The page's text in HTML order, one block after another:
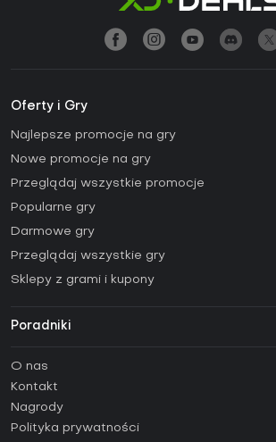
Oferty i Gry
Najlepsze promocje na gry
Nowe promocje na gry
Przeglądaj wszystkie promocje
Popularne gry
Darmowe gry
Przeglądaj wszystkie gry
Sklepy z grami i kupony
Poradniki
Poradniki
Jak aktywować klucz Steam (CD Key)?
Jak aktywować klucz Epic Games (CD
O nas
Kontakt
Nagrody
Polityka prywatności